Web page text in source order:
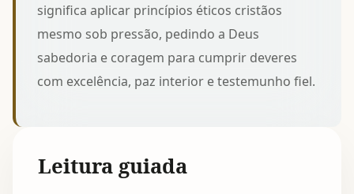
significa aplicar princípios éticos cristãos
mesmo sob pressão, pedindo a Deus
sabedoria e coragem para cumprir deveres
com excelência, paz interior e testemunho fiel.
Leitura guiada